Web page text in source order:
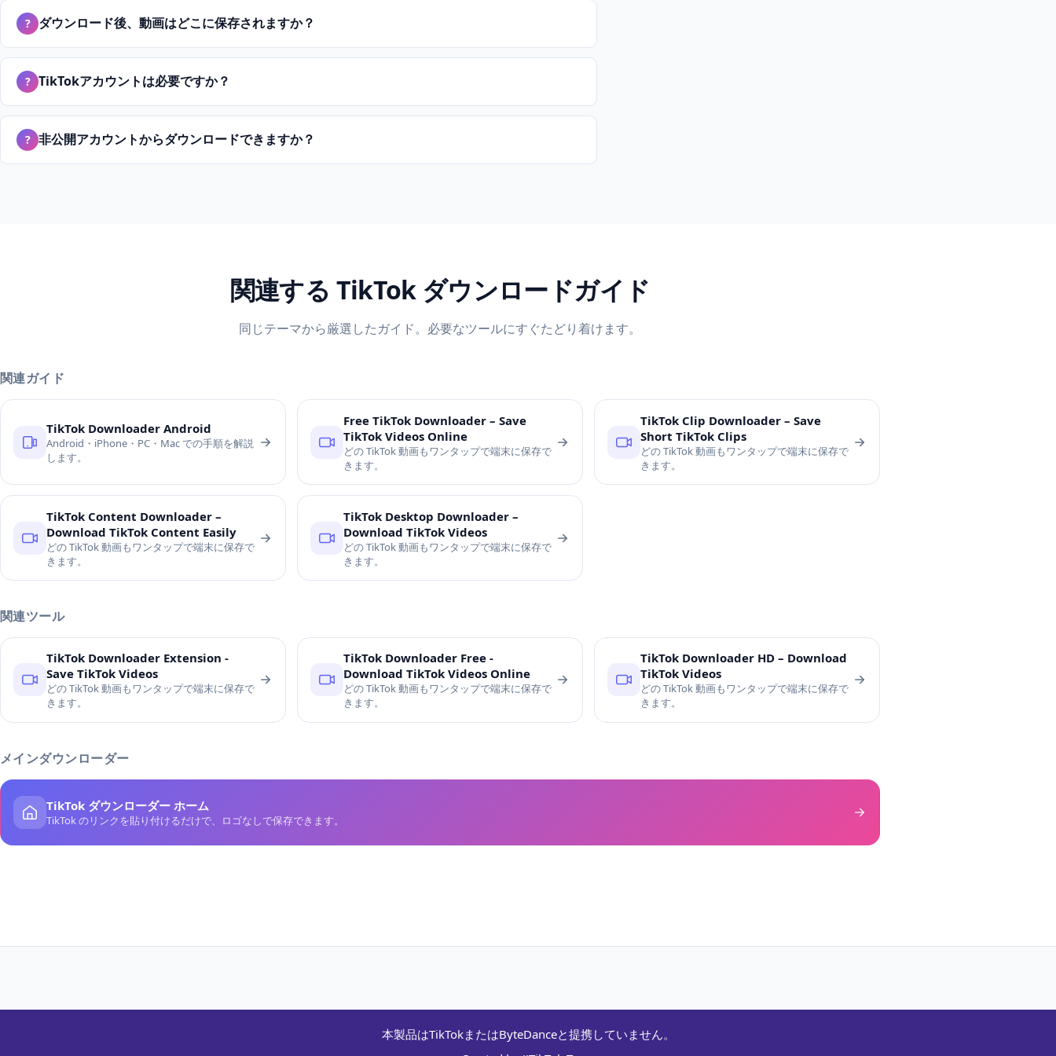
? ダウンロード後、動画はどこに保存されますか？
? TikTokアカウントは必要ですか？
? 非公開アカウントからダウンロードできますか？
関連する TikTok ダウンロードガイド
同じテーマから厳選したガイド。必要なツールにすぐたどり着けます。
関連ガイド
TikTok Downloader Android
Android・iPhone・PC・Mac での手順を解説
します。
Free TikTok Downloader – Save
TikTok Videos Online
どの TikTok 動画もワンタップで端末に保存で
きます。
TikTok Clip Downloader – Save
Short TikTok Clips
どの TikTok 動画もワンタップで端末に保存で
きます。
TikTok Content Downloader –
Download TikTok Content Easily
どの TikTok 動画もワンタップで端末に保存で
きます。
TikTok Desktop Downloader –
Download TikTok Videos
どの TikTok 動画もワンタップで端末に保存で
きます。
関連ツール
TikTok Downloader Extension -
Save TikTok Videos
どの TikTok 動画もワンタップで端末に保存で
きます。
TikTok Downloader Free -
Download TikTok Videos Online
どの TikTok 動画もワンタップで端末に保存で
きます。
TikTok Downloader HD – Download
TikTok Videos
どの TikTok 動画もワンタップで端末に保存で
きます。
メインダウンローダー
TikTok ダウンローダー ホーム
TikTok のリンクを貼り付けるだけで、ロゴなしで保存できます。
本製品はTikTokまたはByteDanceと提携していません。